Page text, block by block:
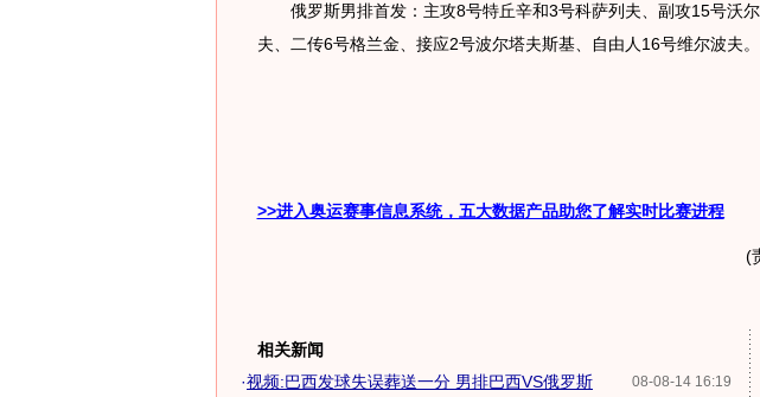
俄罗斯男排首发：主攻8号特丘辛和3号科萨列夫、副攻15号沃尔
夫、二传6号格兰金、接应2号波尔塔夫斯基、自由人16号维尔波夫。
>>进入奥运赛事信息系统，五大数据产品助您了解实时比赛进程
(
相关新闻
08-08-14 16:19
·视频:巴西发球失误葬送一分 男排巴西VS俄罗斯